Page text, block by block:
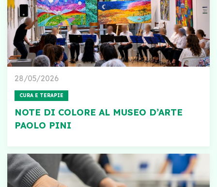
28/05/2026
CURA E TERAPIE
NOTE DI COLORE AL MUSEO D’ARTE
PAOLO PINI